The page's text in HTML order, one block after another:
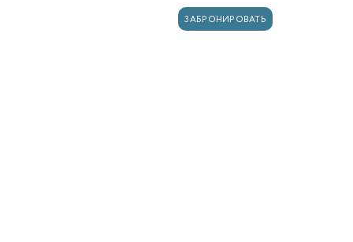
ЗАБРОНИРОВАТЬ